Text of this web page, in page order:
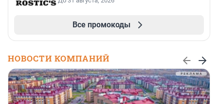
Все промокоды
НОВОСТИ КОМПАНИЙ